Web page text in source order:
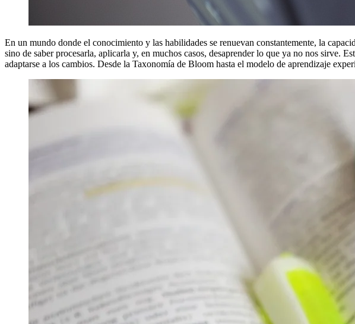
En un mundo donde el conocimiento y las habilidades se renuevan constantemente, la
sino de saber procesarla, aplicarla y, en muchos casos, desaprender lo que ya no nos sirve.
adaptarse a los cambios. Desde la Taxonomía de Bloom hasta el modelo de aprendizaje